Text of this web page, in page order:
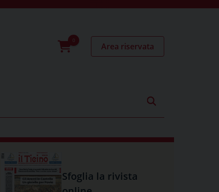
0
Area riservata
Sfoglia la rivista